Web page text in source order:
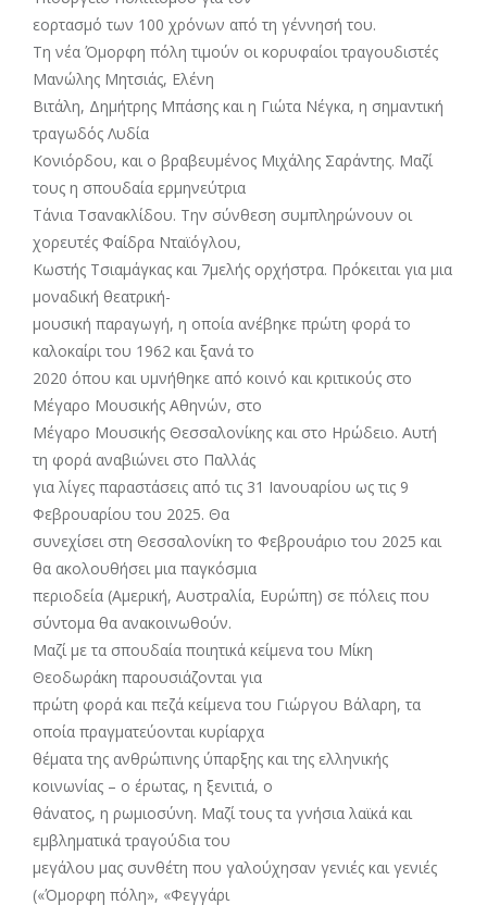
εορτασμό των 100 χρόνων από τη γέννησή του.
Tη νέα Όμορφη πόλη τιμούν οι κορυφαίοι τραγουδιστές
Μανώλης Μητσιάς, Ελένη
Βιτάλη, Δημήτρης Μπάσης και η Γιώτα Νέγκα, η σημαντική
τραγωδός Λυδία
Κονιόρδου, και ο βραβευμένος Μιχάλης Σαράντης. Μαζί
τους η σπουδαία ερμηνεύτρια
Τάνια Τσανακλίδου. Την σύνθεση συμπληρώνουν οι
χορευτές Φαίδρα Νταϊόγλου,
Κωστής Τσιαμάγκας και 7μελής ορχήστρα. Πρόκειται για μια
μοναδική θεατρική-
μουσική παραγωγή, η οποία ανέβηκε πρώτη φορά το
καλοκαίρι του 1962 και ξανά το
2020 όπου και υμνήθηκε από κοινό και κριτικούς στο
Μέγαρο Μουσικής Αθηνών, στο
Μέγαρο Μουσικής Θεσσαλονίκης και στο Ηρώδειο. Αυτή
τη φορά αναβιώνει στο Παλλάς
για λίγες παραστάσεις από τις 31 Ιανουαρίου ως τις 9
Φεβρουαρίου του 2025. Θα
συνεχίσει στη Θεσσαλονίκη το Φεβρουάριο του 2025 και
θα ακολουθήσει μια παγκόσμια
περιοδεία (Αμερική, Αυστραλία, Ευρώπη) σε πόλεις που
σύντομα θα ανακοινωθούν.
Μαζί με τα σπουδαία ποιητικά κείμενα του Μίκη
Θεοδωράκη παρουσιάζονται για
πρώτη φορά και πεζά κείμενα του Γιώργου Βάλαρη, τα
οποία πραγματεύονται κυρίαρχα
θέματα της ανθρώπινης ύπαρξης και της ελληνικής
κοινωνίας – ο έρωτας, η ξενιτιά, ο
θάνατος, η ρωμιοσύνη. Μαζί τους τα γνήσια λαϊκά και
εμβληματικά τραγούδια του
μεγάλου μας συνθέτη που γαλούχησαν γενιές και γενιές
(«Όμορφη πόλη», «Φεγγάρι